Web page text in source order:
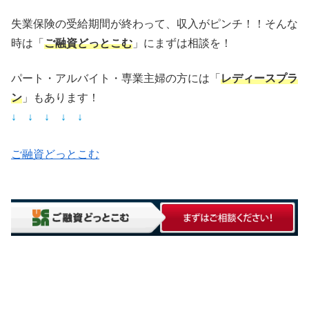
失業保険の受給期間が終わって、収入がピンチ！！そんな
時は「 ご融資どっとこむ 」にまずは相談を！
パート・アルバイト・専業主婦の方には「 レディースプラ
ン 」もあります！
↓ ↓ ↓ ↓ ↓
ご融資どっとこむ